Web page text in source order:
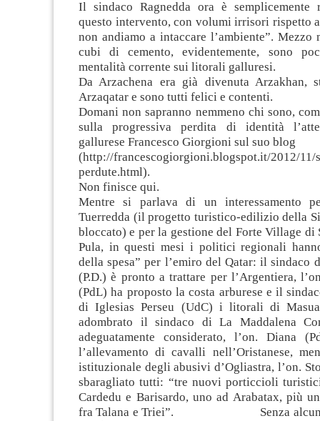
Il sindaco Ragnedda ora è semplicemente
questo intervento, con volumi irrisori rispetto
non andiamo a intaccare l’ambiente”.
cubi di cemento, evidentemente, sono
mentalità corrente sui litorali galluresi.
Da Arzachena era già divenuta Arzakhan,
Arzaqatar e sono tutti felici e contenti.
Domani non sapranno nemmeno chi sono,
sulla progressiva perdita di identità
gallurese Francesco Giorgioni sul suo blog
(http://francescogiorgioni.blogspot.it/2012/11/
perdute.html).
Non finisce qui.
Mentre si parlava di un interessamento
Tuerredda (il progetto turistico-edilizio della
bloccato) e per la gestione del Forte Village di
Pula, in questi mesi i politici regionali
della spesa” per l’emiro del Qatar: il sindaco
(P.D.) è pronto a trattare per l’Argentiera,
(PdL) ha proposto la costa arburese e il
di Iglesias Perseu (UdC) i litorali di
adombrato il sindaco di La Maddalena
adeguatamente considerato, l’on. Diana
l’allevamento di cavalli nell’Oristanese,
istituzionale degli abusivi d’Ogliastra, l’on.
sbaragliato tutti: “tre nuovi porticcioli
Cardedu e Barisardo, uno ad Arabatax, più
fra Talana e Triei”. Senza alcun